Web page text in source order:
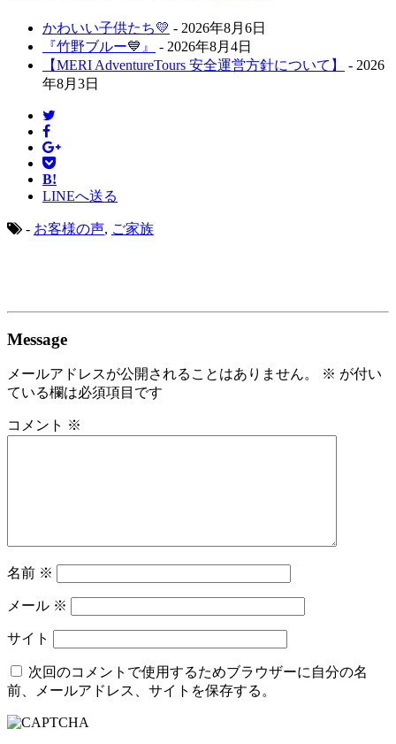
かわいい子供たち💛 - 2026年8月6日
『竹野ブルー💙』
- 2026年8月4日
【MERI AdventureTours 安全運営方針について】
- 2026
年8月3日
B!
LINEへ送る
- お客様の声, ご家族
Message
メールアドレスが公開されることはありません。 ※ が付い
ている欄は必須項目です
コメント ※
名前 ※
メール ※
サイト
次回のコメントで使用するためブラウザーに自分の名
前、メールアドレス、サイトを保存する。